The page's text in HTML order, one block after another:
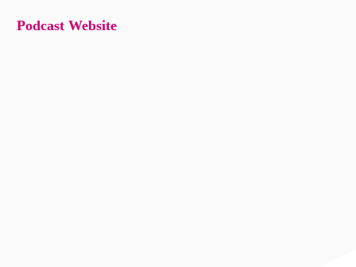
Podcast Website